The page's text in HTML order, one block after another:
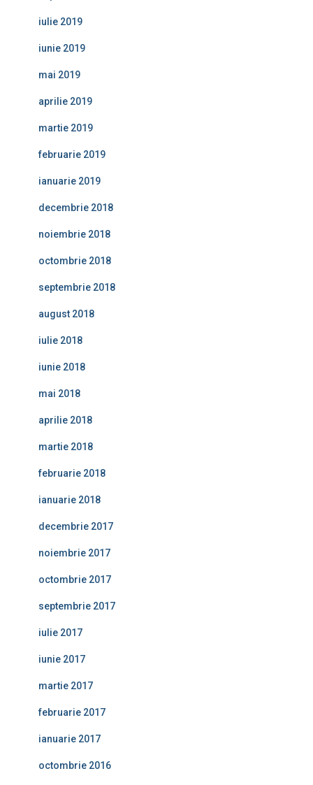
iulie 2019
iunie 2019
mai 2019
aprilie 2019
martie 2019
februarie 2019
ianuarie 2019
decembrie 2018
noiembrie 2018
octombrie 2018
septembrie 2018
august 2018
iulie 2018
iunie 2018
mai 2018
aprilie 2018
martie 2018
februarie 2018
ianuarie 2018
decembrie 2017
noiembrie 2017
octombrie 2017
septembrie 2017
iulie 2017
iunie 2017
martie 2017
februarie 2017
ianuarie 2017
octombrie 2016